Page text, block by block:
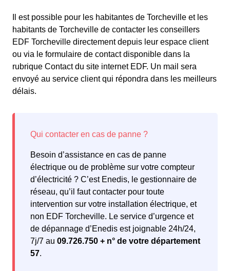
Il est possible pour les habitantes de Torcheville et les
habitants de Torcheville de contacter les conseillers
EDF Torcheville directement depuis leur espace client
ou via le formulaire de contact disponible dans la
rubrique Contact du site internet EDF. Un mail sera
envoyé au service client qui répondra dans les meilleurs
délais.
Besoin d’assistance en cas de panne
électrique ou de problème sur votre compteur
d’électricité ? C’est Enedis, le gestionnaire de
réseau, qu’il faut contacter pour toute
intervention sur votre installation électrique, et
non EDF Torcheville. Le service d’urgence et
de dépannage d’Enedis est joignable 24h/24,
7j/7 au 09.726.750 + n° de votre département
57.